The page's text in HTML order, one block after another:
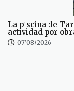
La piscina de
actividad por
07/08/2026